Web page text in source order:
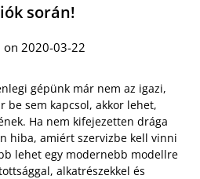
során!
on 2020-03-22
gépünk már nem az igazi,
be sem kapcsol, akkor lehet,
Ha nem kifejezetten drága
hiba, amiért szervizbe kell vinni
lehet egy modernebb modellre
alkatrészekkel és